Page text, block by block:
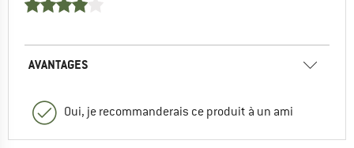
AVANTAGES
Oui, je recommanderais ce produit à un ami